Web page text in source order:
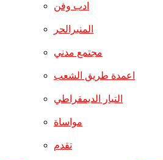
ادب وفن
المنبرالحر
مجتمع مدني
اعمدة طريق الشعب
التيار الديمقراطي
مواساة
تقدم